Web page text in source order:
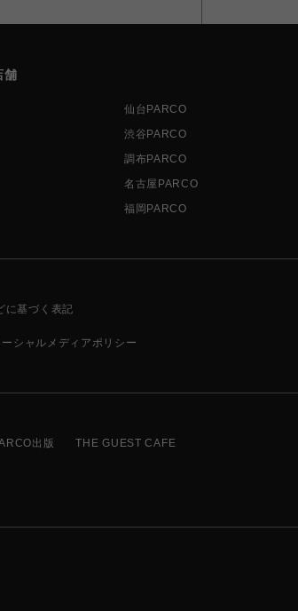
舗
仙台PARCO
渋谷PARCO
調布PARCO
名古屋PARCO
福岡PARCO
に基づく表記
ーシャルメディアポリシー
出版 THE GUEST CAFE